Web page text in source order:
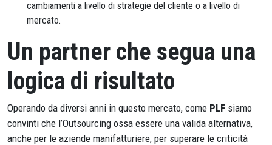
cambiamenti a livello di strategie del cliente o a livello di
mercato.
Un partner che segua una
logica di risultato
Operando da diversi anni in questo mercato, come PLF siamo
convinti che l’Outsourcing ossa essere una valida alternativa,
anche per le aziende manifatturiere, per superare le criticità